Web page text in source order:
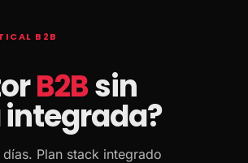
B2B
B2Bsin
Plan stack integrado